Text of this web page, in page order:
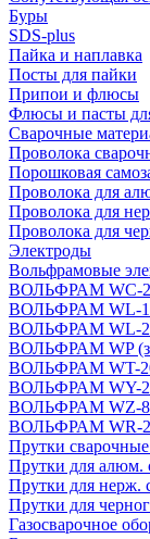
Буры
SDS-plus
Пайка и наплавка
Посты для пайки
Припои и флюсы
Флюсы и пасты
Сварочные
Проволока
Порошковая
Проволока для
Проволока для
Проволока для
Электроды
Вольфрамовые
ВОЛЬФРАМ WC-
ВОЛЬФРАМ WL-
ВОЛЬФРАМ WL-
ВОЛЬФРАМ WP
ВОЛЬФРАМ WT-
ВОЛЬФРАМ WY-
ВОЛЬФРАМ WZ-8
ВОЛЬФРАМ WR-2
Прутки
Прутки для алюм.
Прутки для нерж.
Прутки для
Газосварочное